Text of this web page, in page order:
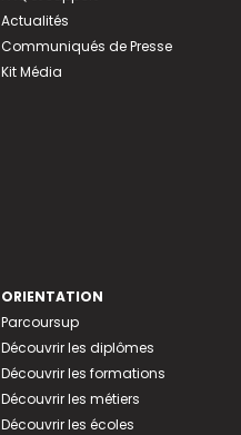
Actualités
Communiqués de Presse
Kit Média
ORIENTATION
Parcoursup
Découvrir les diplômes
Découvrir les formations
Découvrir les métiers
Découvrir les écoles